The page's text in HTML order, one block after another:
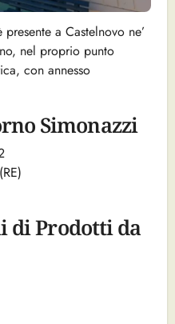
a Castelnovo ne’
nel proprio punto
con annesso
Simonazzi
di Prodotti da